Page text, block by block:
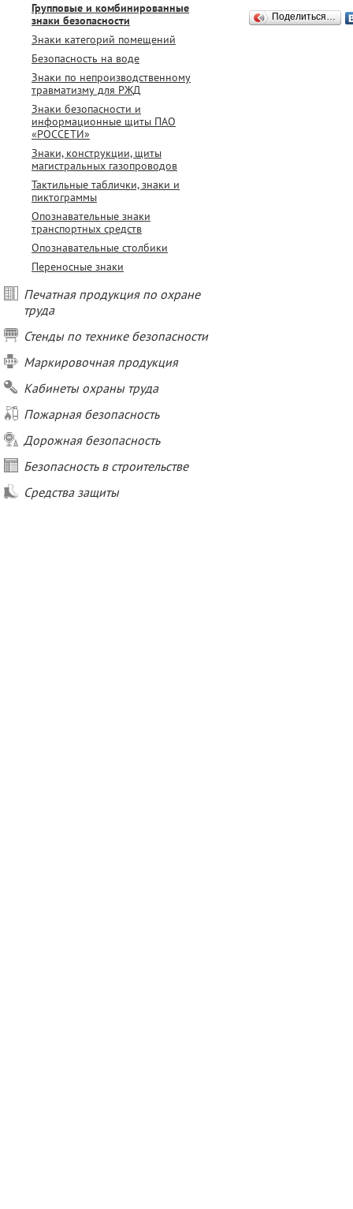
Групповые и комбинированные
знаки безопасности
Знаки категорий помещений
Безопасность на воде
Знаки по непроизводственному
травматизму для РЖД
Знаки безопасности и
информационные щиты ПАО
«РОССЕТИ»
Знаки, конструкции, щиты
магистральных газопроводов
Тактильные таблички, знаки и
пиктограммы
Опознавательные знаки
транспортных средств
Опознавательные столбики
Переносные знаки
Печатная продукция по охране
труда
Стенды по технике безопасности
Маркировочная продукция
Кабинеты охраны труда
Пожарная безопасность
Дорожная безопасность
Безопасность в строительстве
Средства защиты
Поделиться…